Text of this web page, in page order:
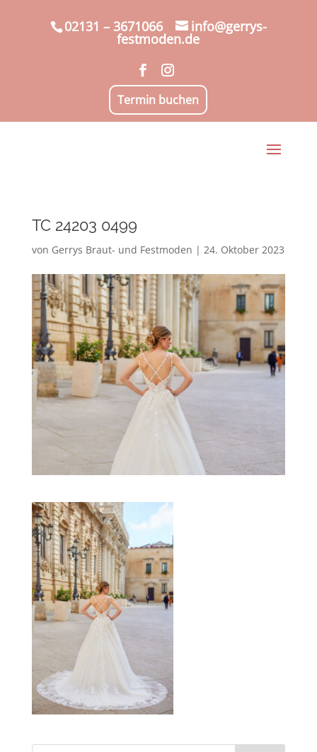
02131 – 3671066 info@gerrys-
festmoden.de
Termin buchen
TC 24203 0499
von Gerrys Braut- und Festmoden | 24. Oktober 2023